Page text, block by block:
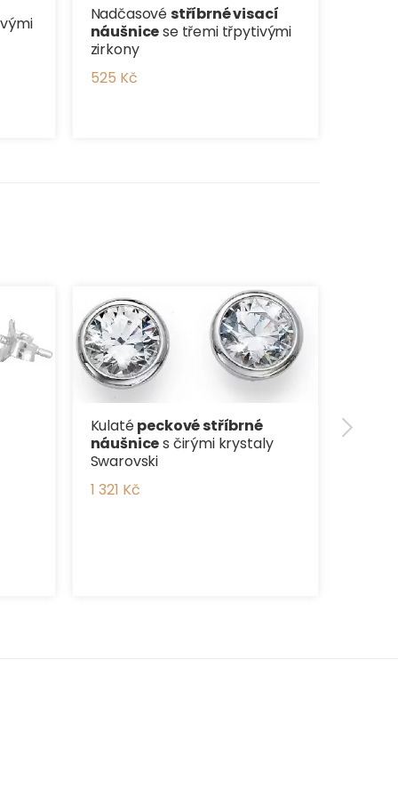
Nadčasovéstříbrné visací
náušnicese třemi třpytivými
zirkony
525 Kč
Kulatépeckové stříbrné
náušnices čirými krystaly
Swarovski
1 321 Kč